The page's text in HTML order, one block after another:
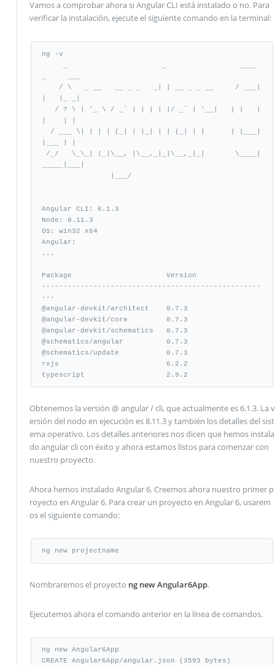
Vamos a comprobar ahora si Angular CLI está instalado o no. Para
verificar la instalación, ejecute el siguiente comando en la terminal:
ng -v
Angular CLI: 6.1.3
Node: 8.11.3
OS: win32 x64
Angular:
...
Package                      Version
---------------------------------------------------
---
@angular-devkit/architect    0.7.3
@angular-devkit/core         0.7.3
@angular-devkit/schematics   0.7.3
@schematics/angular          0.7.3
@schematics/update           0.7.3
rxjs                         6.2.2
typescript                   2.9.2
Obtenemos la versión @ angular / cli, que actualmente es 6.1.3. La v
ersión del nodo en ejecución es 8.11.3 y también los detalles del sist
ema operativo. Los detalles anteriores nos dicen que hemos instala
do angular cli con éxito y ahora estamos listos para comenzar con
nuestro proyecto.
Ahora hemos instalado Angular 6. Creemos ahora nuestro primer p
royecto en Angular 6. Para crear un proyecto en Angular 6, usarem
os el siguiente comando:
ng new projectname
Nombraremos el proyecto ng new Angular6App.
Ejecutemos ahora el comando anterior en la línea de comandos.
ng new Angular6App
CREATE Angular6App/angular.json (3593 bytes)